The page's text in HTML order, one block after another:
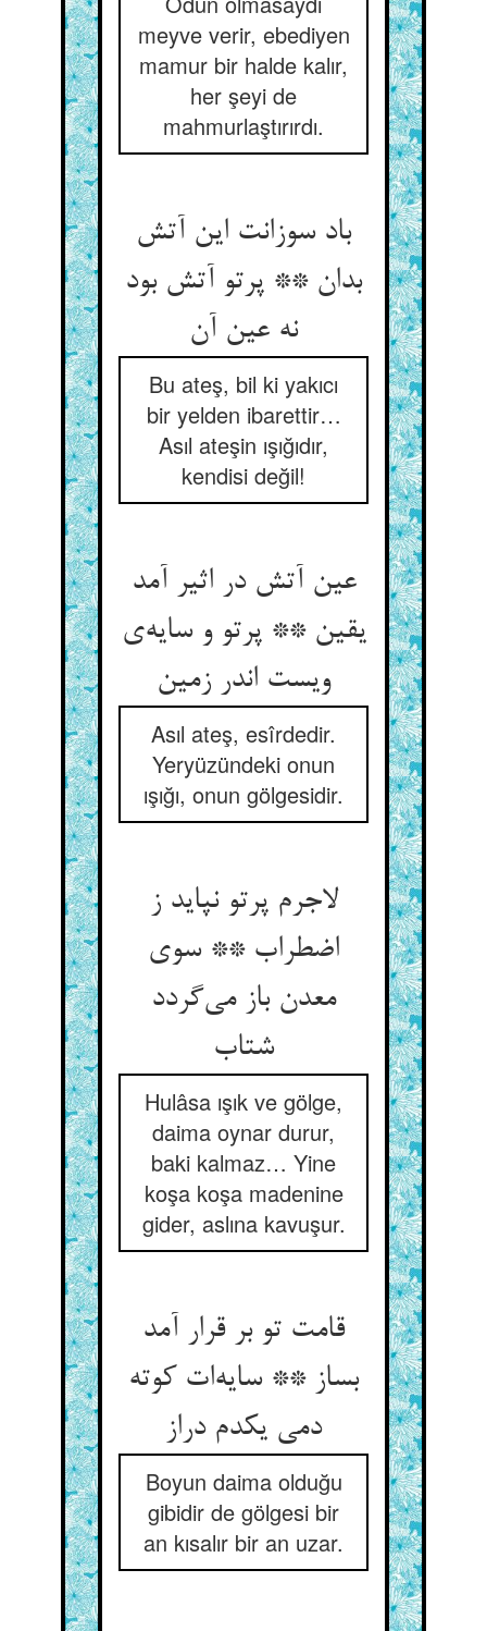
meyve verir, ebediyen
mamur bir halde kalır,
her şeyi de
mahmurlaştırırdı.
باد سوزانت این آتش
بدان ** پرتو آتش بود
نه عین آن
Bu ateş, bil ki yakıcı
bir yelden ibarettir…
Asıl ateşin ışığıdır,
kendisi değil!
عین آتش در اثیر آمد
یقین ** پرتو و سایه‌ی
ویست اندر زمین
Asıl ateş, esîrdedir.
Yeryüzündeki onun
ışığı, onun gölgesidir.
لاجرم پرتو نپاید ز
اضطراب ** سوی
معدن باز می‌گردد
شتاب
Hulâsa ışık ve gölge,
daima oynar durur,
baki kalmaz… Yine
koşa koşa madenine
gider, aslına kavuşur.
قامت تو بر قرار آمد
بساز ** سایه‌ات کوته
دمی یکدم دراز
Boyun daima olduğu
gibidir de gölgesi bir
an kısalır bir an uzar.